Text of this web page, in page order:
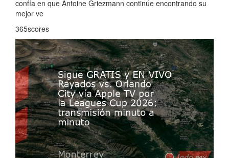
confía en que Antoine Griezmann continúe encontrando su
mejor ve
365scores